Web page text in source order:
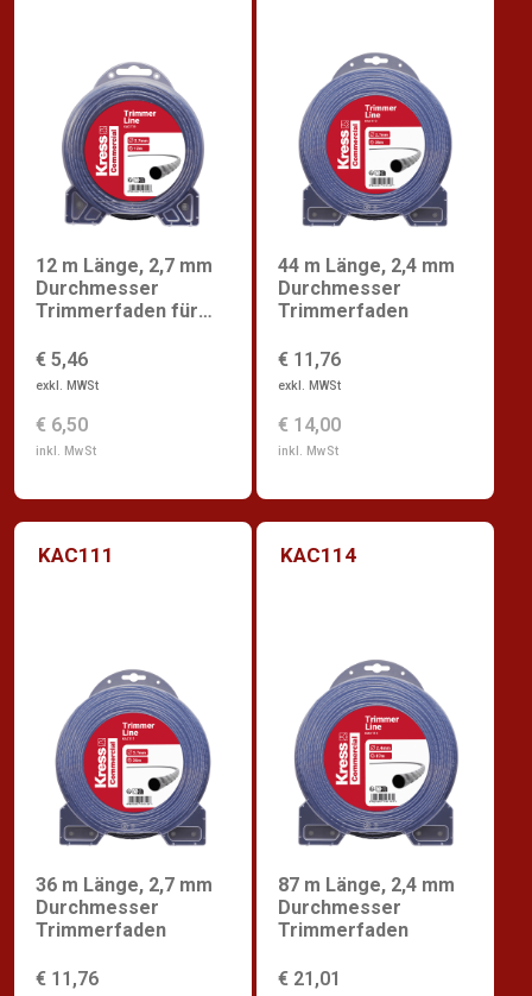
12 m Länge, 2,7 mm
Durchmesser
Trimmerfaden für
€ 5,46
exkl. MWSt
€ 6,50
inkl. MwSt
44 m Länge, 2,4 mm
Durchmesser
Trimmerfaden
€ 11,76
exkl. MWSt
€ 14,00
inkl. MwSt
KAC111
36 m Länge, 2,7 mm
Durchmesser
Trimmerfaden
€ 11,76
KAC114
87 m Länge, 2,4 mm
Durchmesser
Trimmerfaden
€ 21,01